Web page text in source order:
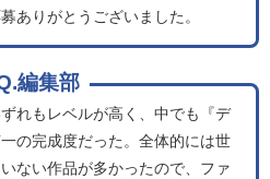
ありがとうございました。
編集部
れもレベルが高く、中でも『デ
の完成度だった。全体的には世
ない作品が多かったので、ファ